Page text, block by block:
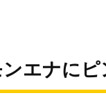
エナにピ